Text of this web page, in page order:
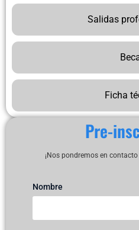
Salidas
Ficha
Pre-
¡Nos pondremos en contacto
Nombre